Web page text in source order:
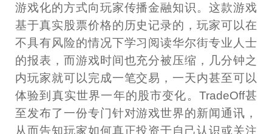
游戏化的方式向玩家传播金融知识。这款游戏
基于真实股票价格的历史记录的，玩家可以在
不具有风险的情况下学习阅读华尔街专业人士
的报表，而游戏时间也充分被压缩，几分钟之
内玩家就可以完成一笔交易，一天内甚至可以
体验到真实世界一年的股市变化。TradeOff甚
至发布了一份专门针对游戏世界的新闻通讯，
从而告知玩家如何真正投资于自己认识或关注